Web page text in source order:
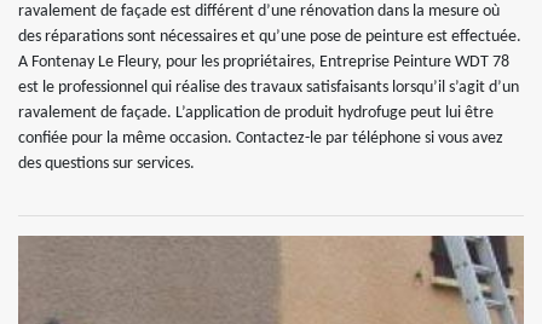
ravalement de façade est différent d’une rénovation dans la mesure où
des réparations sont nécessaires et qu’une pose de peinture est effectuée.
A Fontenay Le Fleury, pour les propriétaires, Entreprise Peinture WDT 78
est le professionnel qui réalise des travaux satisfaisants lorsqu’il s’agit d’un
ravalement de façade. L’application de produit hydrofuge peut lui être
confiée pour la même occasion. Contactez-le par téléphone si vous avez
des questions sur services.